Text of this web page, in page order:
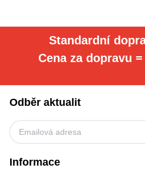
Standardní
Cena za dopravu =
Odběr aktualit
Informace